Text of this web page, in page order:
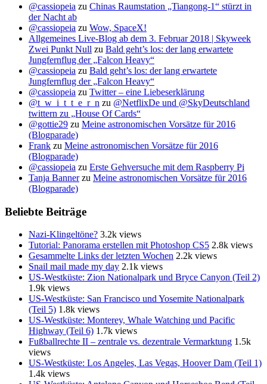
@cassiopeia zu Chinas Raumstation „Tiangong-1“ stürzt in
der Nacht ab
@cassiopeia zu Wow, SpaceX!
Allgemeines Live-Blog ab dem 3. Februar 2018 | Skyweek
Zwei Punkt Null zu Bald geht’s los: der lang erwartete
Jungfernflug der „Falcon Heavy“
@cassiopeia zu Bald geht’s los: der lang erwartete
Jungfernflug der „Falcon Heavy“
@cassiopeia zu Twitter – eine Liebeserklärung
@t_w_i_t_t_e_r_n zu @NetflixDe und @SkyDeutschland
twittern zu „House Of Cards“
@gottie29 zu Meine astronomischen Vorsätze für 2016
(Blogparade)
Frank zu Meine astronomischen Vorsätze für 2016
(Blogparade)
@cassiopeia zu Erste Gehversuche mit dem Raspberry Pi
Tanja Bannerzu Meine astronomischen Vorsätze für 2016
(Blogparade)
Beliebte Beiträge
Nazi-Klingeltöne? 3.2k views
Tutorial: Panorama erstellen mit Photoshop CS5 2.8k views
Gesammelte Links der letzten Wochen 2.2k views
Snail mail made my day 2.1k views
US-Westküste: Zion Nationalpark und Bryce Canyon (Teil 2)
1.9k views
US-Westküste: San Francisco und Yosemite Nationalpark
(Teil 5) 1.8k views
US-Westküste: Monterey, Whale Watching und Pacific
Highway (Teil 6) 1.7k views
Fußballrechte II – zentrale vs. dezentrale Vermarktung 1.5k
views
US-Westküste: Los Angeles, Las Vegas, Hoover Dam (Teil 1)
1.4k views